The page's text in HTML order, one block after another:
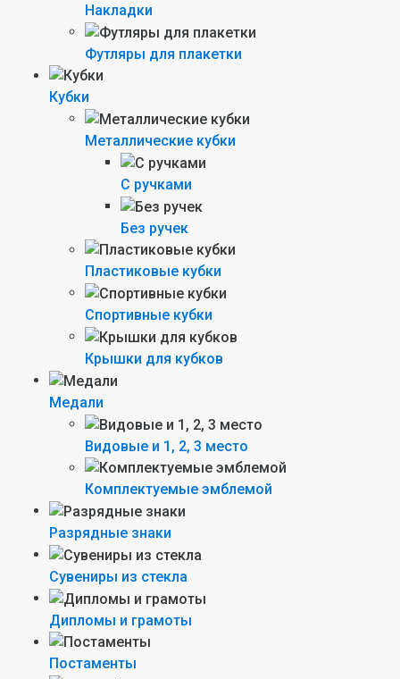
Накладки
Футляры для плакетки
Кубки
Металлические кубки
С ручками
Без ручек
Пластиковые кубки
Спортивные кубки
Крышки для кубков
Медали
Видовые и 1, 2, 3 место
Комплектуемые эмблемой
Разрядные знаки
Сувениры из стекла
Дипломы и грамоты
Постаменты